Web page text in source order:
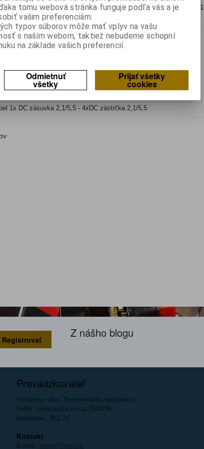
napájací predlžovací ku kamerám; 2x0,20mm; 2 vodiče,DC 5,5/2,1
DC 5,5/2,1 zdierk...
2917 LX
Výrobca:
Termín dodania(prac.dni)-platí pre sklad
LIESKOVEC:skladom
Hmotnosť balenia:0,04 kg
1x DC zásuvka 2,1/5,5 - 4xDC zástrčka 2,1/5,5
Registrovať Z nášho blogu
Prevádzkovateľ
Volkomer Ján, Thorn-hobby elektronic
Sídlo: Lieskovská cesta 2509/36,
Lieskovec, 962 21
Kontakt
E-mail: thorn@thorn.sk
tomu webová stránka funguje podľa vás a je
vašim preferenciám.
typov súborov môže mať vplyv na vašu
s naším webom, taktiež nebudeme schopní
na základe vašich preferencií.
Odmietnuť
všetky
Prijať všetky
cookies